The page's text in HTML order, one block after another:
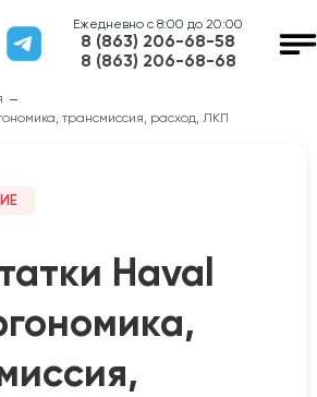
Ежедневно с 8:00 до 20:00
8 (863) 206-68-58
8 (863) 206-68-68
трансмиссия, расход, ЛКП
Haval